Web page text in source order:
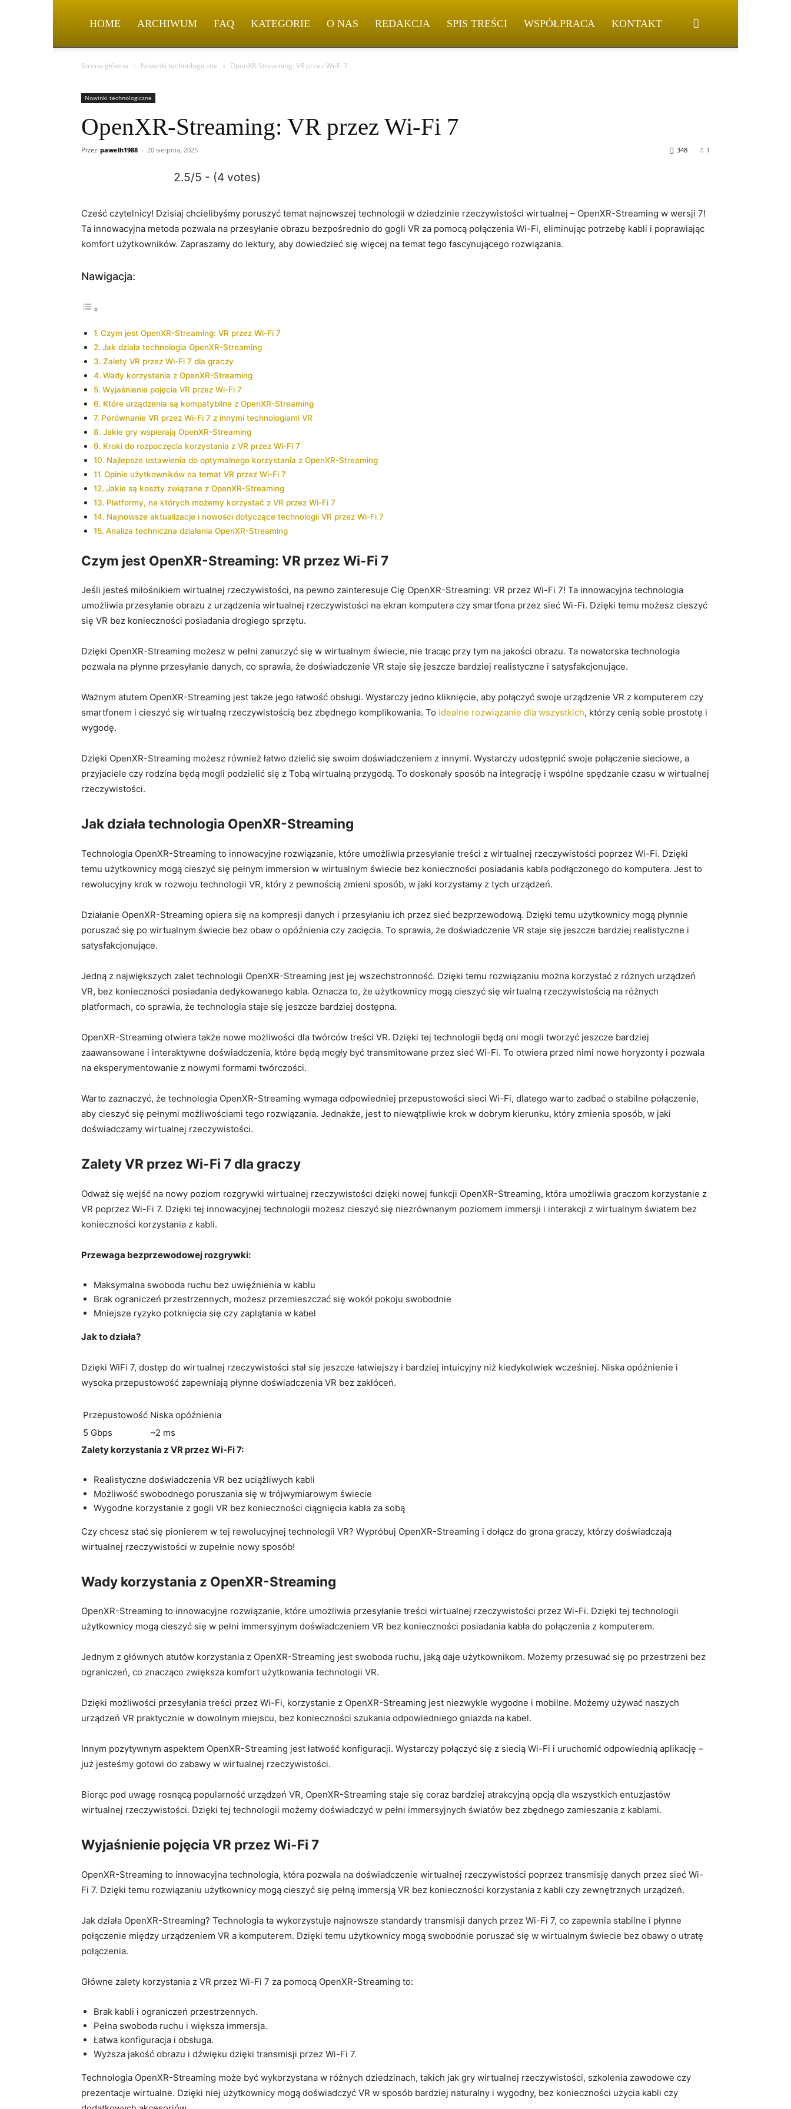
HOME ARCHIWUM FAQ KATEGORIE O NAS REDAKCJA SPIS TREŚCI WSPÓŁPRACA KONTAKT
Strona główna Nowinki technologiczne OpenXR-Streaming: VR przez Wi-Fi 7
Nowinki technologiczne
OpenXR-Streaming: VR przez Wi-Fi 7
Przez pawelh1988 - 20 sierpnia, 2025 1
348
2.5/5 - (4 votes)
Cześć czytelnicy! Dzisiaj chcielibyśmy poruszyć temat najnowszej technologii w dziedzinie rzeczywistości wirtualnej – OpenXR-Streaming w wersji⁣ 7!
Ta innowacyjna metoda pozwala na przesyłanie obrazu bezpośrednio do gogli VR ⁢za pomocą połączenia Wi-Fi, eliminując potrzebę kabli​ i poprawiając
komfort użytkowników. Zapraszamy do lektury, aby dowiedzieć się⁢ więcej⁤ na temat tego⁣ fascynującego rozwiązania.
Nawigacja:
Czym jest OpenXR-Streaming: VR przez Wi-Fi 7
Jak działa technologia OpenXR-Streaming
Zalety VR przez Wi-Fi 7 dla​ graczy
Wady korzystania⁤ z OpenXR-Streaming
Wyjaśnienie pojęcia VR przez Wi-Fi 7
Które urządzenia są ​kompatybilne z ⁤OpenXR-Streaming
Porównanie‍ VR​ przez ⁤Wi-Fi 7 z⁤ innymi technologiami VR
Jakie gry ‍wspierają OpenXR-Streaming
Kroki do rozpoczęcia⁢ korzystania⁢ z VR ‍przez Wi-Fi 7
Najlepsze ustawienia do optymalnego korzystania‌ z OpenXR-Streaming
Opinie użytkowników na temat VR ⁤przez Wi-Fi 7
Jakie są koszty związane z OpenXR-Streaming
Platformy, na których możemy korzystać​ z⁣ VR przez⁤ Wi-Fi 7
Najnowsze aktualizacje​ i nowości dotyczące technologii VR przez Wi-Fi 7
Analiza techniczna ⁣działania ⁣OpenXR-Streaming
Czym jest OpenXR-Streaming: VR przez Wi-Fi 7
Jeśli jesteś miłośnikiem wirtualnej ‌rzeczywistości, na pewno zainteresuje⁣ Cię OpenXR-Streaming: VR przez Wi-Fi ⁤7! Ta innowacyjna technologia
umożliwia ‌przesyłanie obrazu z urządzenia wirtualnej rzeczywistości na ekran ‌komputera czy smartfona przez sieć Wi-Fi. Dzięki ⁣temu możesz cieszyć
się VR bez⁢ konieczności posiadania drogiego sprzętu.
Dzięki⁤ OpenXR-Streaming możesz w pełni zanurzyć się w wirtualnym świecie, nie tracąc przy⁢ tym na jakości obrazu. Ta ​nowatorska technologia
pozwala na płynne⁢ przesyłanie danych, co sprawia, ​że ⁢doświadczenie VR staje się⁣ jeszcze bardziej realistyczne⁤ i satysfakcjonujące.
Ważnym atutem OpenXR-Streaming jest​ także jego łatwość obsługi. Wystarczy jedno kliknięcie, aby połączyć ​swoje ​urządzenie VR z komputerem czy
smartfonem i cieszyć ⁢się wirtualną rzeczywistością bez zbędnego komplikowania. To idealne rozwiązanie dla wszystkich, którzy cenią sobie⁣ prostotę i‍
wygodę.
Dzięki OpenXR-Streaming możesz również łatwo dzielić się swoim doświadczeniem z innymi. Wystarczy udostępnić⁣ swoje połączenie sieciowe, a
przyjaciele czy rodzina będą mogli podzielić się z Tobą wirtualną przygodą. ⁣To doskonały sposób na integrację i wspólne spędzanie czasu w ⁤wirtualnej⁣
rzeczywistości.
Jak działa technologia OpenXR-Streaming
Technologia ‍OpenXR-Streaming to innowacyjne rozwiązanie, które umożliwia przesyłanie treści z wirtualnej rzeczywistości poprzez Wi-Fi. Dzięki
temu użytkownicy mogą cieszyć się pełnym immersion w ‌wirtualnym‍ świecie bez konieczności posiadania kabla podłączonego do komputera. Jest to
rewolucyjny ⁣krok w rozwoju technologii VR, który z pewnością zmieni sposób, w jaki korzystamy z tych urządzeń.
Działanie⁢ OpenXR-Streaming⁤ opiera się na ​kompresji danych i przesyłaniu ‌ich przez sieć bezprzewodową. Dzięki temu użytkownicy mogą płynnie
poruszać się ‍po wirtualnym świecie bez obaw o ‍opóźnienia czy zacięcia. To sprawia, że doświadczenie VR staje się jeszcze bardziej realistyczne i
⁢satysfakcjonujące.
Jedną z największych zalet technologii OpenXR-Streaming jest jej wszechstronność. Dzięki ⁣temu rozwiązaniu można korzystać z różnych ‌urządzeń
VR, ​bez ⁢konieczności posiadania dedykowanego kabla. Oznacza to, że użytkownicy mogą​ cieszyć się wirtualną rzeczywistością na różnych
platformach, co sprawia, że technologia staje się jeszcze bardziej dostępna.
OpenXR-Streaming otwiera ⁢także nowe możliwości dla twórców treści VR. Dzięki tej technologii będą oni mogli tworzyć jeszcze bardziej
zaawansowane⁢ i interaktywne doświadczenia, które będą ‌mogły być transmitowane przez sieć Wi-Fi. To otwiera przed nimi nowe horyzonty ⁣i pozwala
na eksperymentowanie z‌ nowymi formami twórczości.
Warto zaznaczyć, że technologia‌ OpenXR-Streaming wymaga odpowiedniej przepustowości sieci Wi-Fi, dlatego warto zadbać o stabilne ⁤połączenie,​
aby cieszyć się pełnymi możliwościami tego rozwiązania. Jednakże,⁢ jest to ⁣niewątpliwie krok w dobrym kierunku, który zmienia sposób, w jaki
doświadczamy⁤ wirtualnej rzeczywistości.
Zalety VR przez Wi-Fi 7 dla​ graczy
Odważ się wejść na nowy ⁤poziom⁤ rozgrywki wirtualnej​ rzeczywistości dzięki nowej funkcji⁤ OpenXR-Streaming, która umożliwia graczom korzystanie z
VR poprzez Wi-Fi 7. Dzięki⁣ tej innowacyjnej technologii możesz cieszyć się niezrównanym poziomem immersji⁢ i interakcji z wirtualnym światem​ bez
‌konieczności korzystania z kabli.
Przewaga bezprzewodowej rozgrywki:
Maksymalna swoboda ruchu bez uwięźnienia ‍w kablu
Brak ograniczeń przestrzennych, możesz przemieszczać​ się wokół pokoju swobodnie
Mniejsze ryzyko potknięcia‌ się czy zaplątania w kabel
Jak‍ to działa?
Dzięki ⁢WiFi ‌7, ⁤dostęp do wirtualnej rzeczywistości stał się jeszcze łatwiejszy i bardziej intuicyjny niż‍ kiedykolwiek⁤ wcześniej.‌ Niska opóźnienie i⁢
wysoka przepustowość zapewniają płynne doświadczenia VR bez⁤ zakłóceń.
Przepustowość Niska opóźnienia
5 Gbps
~2 ms
Zalety korzystania z VR przez Wi-Fi 7:
Realistyczne doświadczenia VR bez uciążliwych kabli
Możliwość swobodnego poruszania się w trójwymiarowym świecie
Wygodne korzystanie z gogli VR bez konieczności ciągnięcia kabla za sobą
Czy chcesz⁤ stać się pionierem⁣ w tej rewolucyjnej technologii VR? ‍Wypróbuj OpenXR-Streaming i dołącz do ‌grona graczy, którzy doświadczają
wirtualnej rzeczywistości w zupełnie nowy sposób!
Wady korzystania⁤ z OpenXR-Streaming
OpenXR-Streaming ⁢to innowacyjne rozwiązanie, ​które umożliwia przesyłanie treści wirtualnej rzeczywistości przez Wi-Fi.⁤ Dzięki tej technologii‍
użytkownicy mogą ‍cieszyć się w pełni immersyjnym doświadczeniem VR bez konieczności posiadania kabla ‌do połączenia z⁢ komputerem.
Jednym z głównych atutów korzystania z ⁤OpenXR-Streaming⁢ jest swoboda ruchu,⁤ jaką daje użytkownikom. Możemy przesuwać się po przestrzeni bez
ograniczeń, co znacząco zwiększa komfort użytkowania technologii VR.
Dzięki‌ możliwości przesyłania ⁤treści przez ⁢Wi-Fi, korzystanie z OpenXR-Streaming‍ jest niezwykle wygodne ⁤i mobilne. Możemy używać naszych
urządzeń VR praktycznie ⁣w‌ dowolnym miejscu, bez konieczności szukania odpowiedniego gniazda na kabel.
Innym pozytywnym aspektem OpenXR-Streaming jest łatwość konfiguracji. Wystarczy połączyć się z siecią Wi-Fi i uruchomić odpowiednią aplikację –
już⁤ jesteśmy gotowi⁣ do zabawy w⁣ wirtualnej rzeczywistości.
Biorąc pod uwagę rosnącą popularność ⁣urządzeń VR, OpenXR-Streaming staje się coraz bardziej atrakcyjną opcją dla wszystkich entuzjastów
wirtualnej rzeczywistości. Dzięki ​tej technologii możemy‍ doświadczyć w ‌pełni immersyjnych światów bez zbędnego zamieszania z ‍kablami.
Wyjaśnienie pojęcia VR przez Wi-Fi 7
OpenXR-Streaming to innowacyjna technologia, która⁢ pozwala na doświadczenie wirtualnej rzeczywistości poprzez transmisję ⁢danych przez sieć Wi-
Fi 7. Dzięki temu rozwiązaniu użytkownicy mogą cieszyć się pełną ⁣immersją⁣ VR ⁢bez konieczności ⁢korzystania z kabli ‍czy ​zewnętrznych urządzeń.
Jak działa OpenXR-Streaming? Technologia ta wykorzystuje najnowsze standardy ⁣transmisji danych przez Wi-Fi​ 7, co zapewnia⁣ stabilne i płynne
połączenie między urządzeniem VR a komputerem. Dzięki temu użytkownicy mogą swobodnie poruszać się w wirtualnym ⁣świecie bez obawy o utratę
połączenia.
Główne zalety korzystania z ⁣VR przez​ Wi-Fi 7⁣ za pomocą OpenXR-Streaming ⁤to:
Brak kabli i ​ograniczeń przestrzennych.
Pełna swoboda ruchu i większa immersja.
Łatwa konfiguracja i obsługa.
Wyższa jakość obrazu i dźwięku dzięki transmisji przez Wi-Fi 7.
Technologia OpenXR-Streaming może być wykorzystana w różnych dziedzinach, takich jak gry‍ wirtualnej rzeczywistości, szkolenia zawodowe czy
prezentacje wirtualne. ⁢Dzięki niej użytkownicy mogą doświadczyć‌ VR w sposób bardziej naturalny‍ i wygodny, bez ‌konieczności ⁤użycia ‌kabli czy